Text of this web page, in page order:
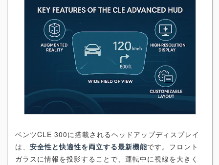
ベンツCLE 300に搭載されるヘッドアップディスプレイ
は、 安全性と快適性を両立する最新機能です。フロント
ガラスに情報を投影することで、運転中に視線を大きく